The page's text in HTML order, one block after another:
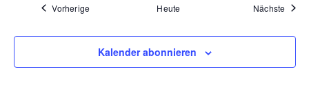
Vorherige Heute Nächste
Kalender abonnieren